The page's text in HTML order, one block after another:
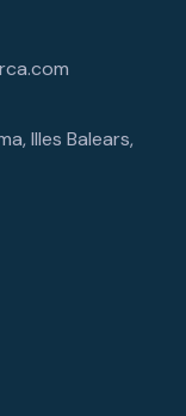
Illes Balears,